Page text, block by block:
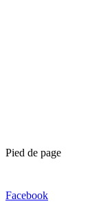
Pied de page
Facebook